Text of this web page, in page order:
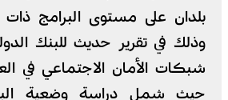
بلدان على مستوى البرامج ذات
وذلك في تقرير حديث للبنك
حيث شمل دراسة وضعية